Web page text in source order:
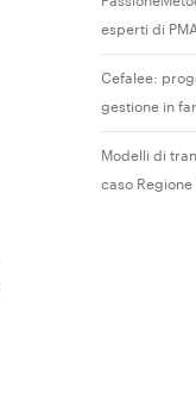
esperti di
Cefalee:
gestione in
Modelli di
caso Regione